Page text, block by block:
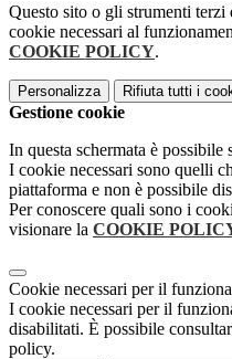
Questo sito o gli strumenti
cookie necessari al
COOKIE POLICY.
Personalizza Rifiuta tutti i
Gestione cookie
In questa schermata è
I cookie necessari sono quelli
piattaforma e non è possibile
Per conoscere quali sono i
visionare la COOKIE
Cookie necessari per il
I cookie necessari per il
disabilitati. È possibile
policy.